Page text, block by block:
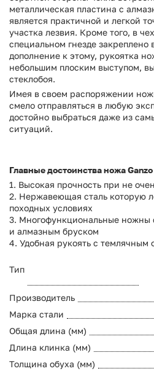
металлическая пластина с
является практичной и легкой
участка лезвия. Кроме того, в
специальном гнезде
дополнение к этому, рукоятка
небольшим плоским выступом,
стеклобоя.
Имея в своем распоряжении
смело отправляться в любую
достойно выбраться даже из
ситуаций.
Главные достоинства ножа
1. Высокая прочность при не
2. Нержавеющая сталь которую
походных условиях
3. Многофункциональные ножны
и алмазным бруском
4. Удобная рукоять с темлячным
Тип
Производитель
Марка стали
Общая длина (мм)
Длина клинка (мм)
Толщина обуха (мм)